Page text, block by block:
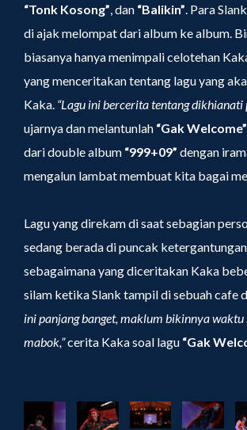
“Tonk Kosong” , dan “Balikin” . Para
di ajak melompat dari album ke album.
biasanya hanya menimpali celotehan
yang menceritakan tentang lagu yang
Kaka. “Lagu ini bercerita tentang dikhianati
ujarnya dan melantunlah “Gak Welcome”
dari double album “999+09” dengan
mengalun lambat membuat kita bagai
Lagu yang direkam di saat sebagian
sedang berada di puncak
sebagaimana yang diceritakan Kaka
silam ketika Slank tampil di sebuah cafe
ini panjang banget, maklum bikinnya
mabok,”cerita Kaka soal lagu “Gak